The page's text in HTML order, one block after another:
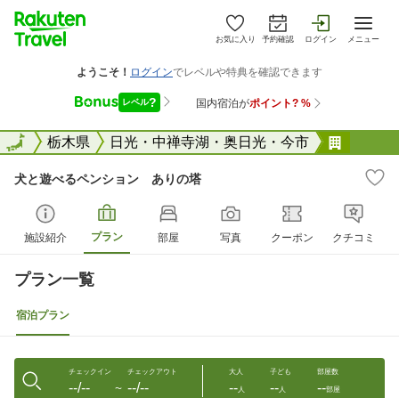
お気に入り 予約確認 ログイン メニュー
全国栃木県 日光・中禅寺湖・奥日光・今市
全国
犬と遊べるペンション ありの塔
施設紹介 プラン 部屋 写真 クーポン クチコミ
プラン一覧
宿泊プラン
チェックイン
--/-- 〜
チェックアウト
--/--
大人
--人
子ども
--人
部屋数
--部屋